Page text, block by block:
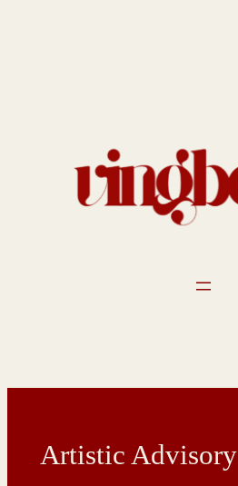
Artistic Advisory